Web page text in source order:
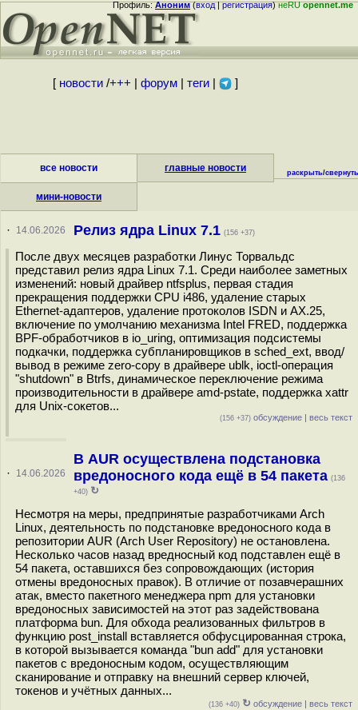
Профиль:Аноним(вход|регистрация)неRUopennet.me
[ новости/+++ форум| теги| ]
все новости главные новости
мини-новости
раскрыть/свернуть
· 14.06.2026 Релиз ядра Linux 7.1 (156 +37)
После двух месяцев разработки Линус Торвальдс
представил релиз ядра Linux 7.1. Среди наиболее заметных
изменений: новый драйвер ntfsplus, первая стадия
прекращения поддержки CPU i486, удаление старых
Ethernet-адаптеров, удаление протоколов ISDN и AX.25,
включение по умолчанию механизма Intel FRED, поддержка
BPF-обработчиков в io_uring, оптимизация подсистемы
подкачки, поддержка субпланировщиков в sched_ext, ввод/
вывод в режиме zero-copy в драйвере ublk, ioctl-операция
"shutdown" в Btrfs, динамическое переключение режима
производительности в драйвере amd-pstate, поддержка xattr
для Unix-сокетов...
(156 +37) обсуждение | весь текст
· 14.06.2026
В AUR осуществлена подстановка
вредоносного кода ещё в 54 пакета (136
+40) ↻
Несмотря на меры, предпринятые разработчиками Arch
Linux, деятельность по подстановке вредоносного кода в
репозитории AUR (Arch User Repository) не остановлена.
Несколько часов назад вредносный код подставлен ещё в
54 пакета, оставшихся без сопровождающих (история
отмены вредоносных правок). В отличие от позавчерашних
атак, вместо пакетного менеджера npm для установки
вредоносных зависимостей на этот раз задействована
платформа bun. Для обхода реализованных фильтров в
функцию post_install вставляется обфусцированная строка,
в которой вызывается команда "bun add" для установки
пакетов с вредоносным кодом, осуществляющим
сканирование и отправку на внешний сервер ключей,
токенов и учётных данных...
(136 +40) ↻ обсуждение | весь текст